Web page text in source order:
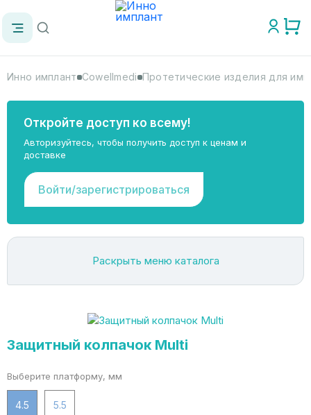
Инно имплант Cowellmedi Протетические изделия для
Откройте доступ ко всему!
Авторизуйтесь, чтобы получить доступ к ценам и
доставке
Войти/зарегистрироваться
Раскрыть меню каталога
Защитный колпачок Multi
Выберите платформу, мм
4.5 5.5